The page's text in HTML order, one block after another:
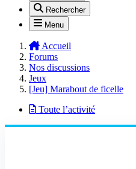
Rechercher
Menu
Accueil
Forums
Nos discussions
Jeux
[Jeu] Marabout de ficelle
Toute l’activité